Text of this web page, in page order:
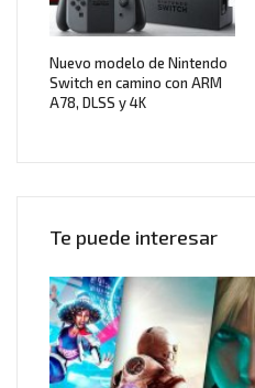
Nuevo modelo de Nintendo
Switch en camino con ARM
A78, DLSS y 4K
Te puede interesar